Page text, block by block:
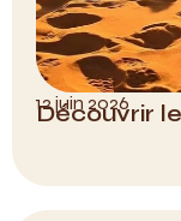
12 juin 2026
Découvrir